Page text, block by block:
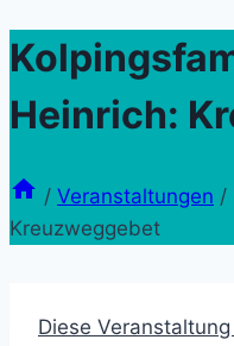
Heinrich:
/ Veranstaltungen /
Kreuzweggebet
Diese